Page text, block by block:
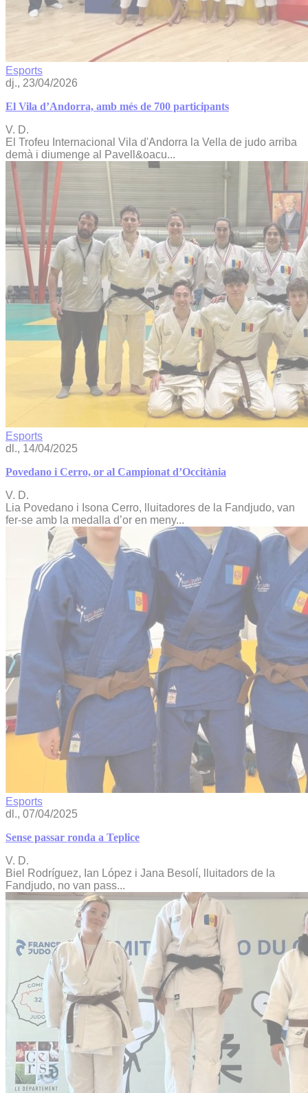
Esports
dj., 23/04/2026
El Vila d’Andorra, amb més de 700 participants
V. D.
El Trofeu Internacional Vila d'Andorra la Vella de judo arriba
demà i diumenge al Pavell&oacu...
Esports
dl., 14/04/2025
Povedano i Cerro, or al Campionat d’Occitània
V. D.
Lia Povedano i Isona Cerro, lluitadores de la Fandjudo, van
fer-se amb la medalla d’or en meny...
Esports
dl., 07/04/2025
Sense passar ronda a Teplice
V. D.
Biel Rodríguez, Ian López i Jana Besolí, lluitadors de la
Fandjudo, no van pass...